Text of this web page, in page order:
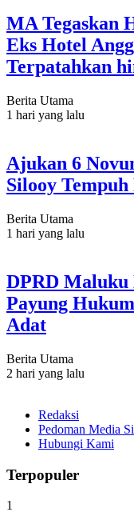
MA Tegaskan
Eks Hotel
Terpatahkan
Berita Utama
1 hari yang lalu
Ajukan 6
Silooy
Berita Utama
1 hari yang lalu
DPRD Maluku
Payung
Adat
Berita Utama
2 hari yang lalu
Redaksi
Pedoman Media
Hubungi Kami
Terpopuler
1